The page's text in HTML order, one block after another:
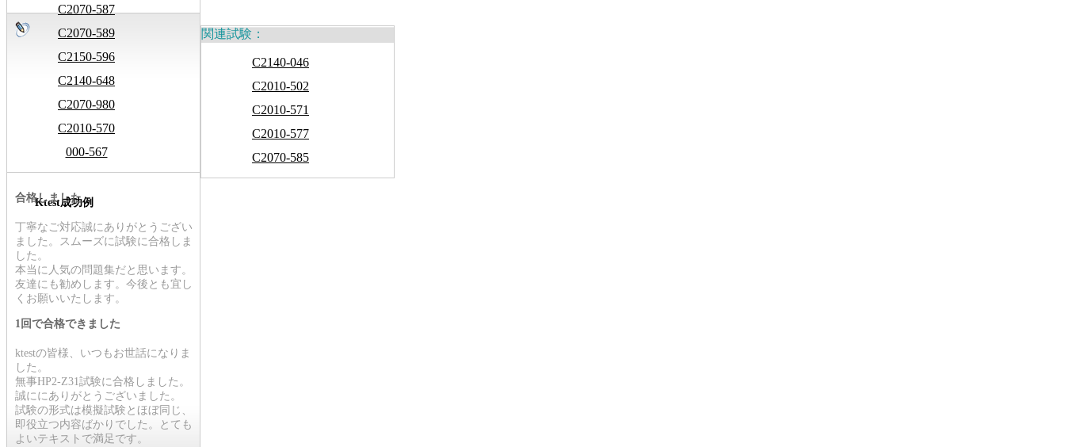
C2070-587
C2070-589
C2150-596
C2140-648
C2070-980
C2010-570
000-567
関連試験：
C2140-046
C2010-502
C2010-571
C2010-577
C2070-585
Ktest成功例
合格しました
丁寧なご対応誠にありがとうござい
ました。スムーズに試験に合格しま
した。
本当に人気の問題集だと思います。
友達にも勧めします。今後とも宜し
くお願いいたします。
1回で合格できました
ktestの皆様、いつもお世話になりま
した。
無事HP2-Z31試験に合格しました。
誠ににありがとうございました。
試験の形式は模擬試験とほぼ同じ、
即役立つ内容ばかりでした。とても
よいテキストで満足です。